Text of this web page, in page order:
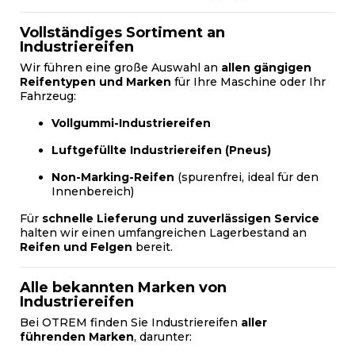
Vollständiges Sortiment an
Industriereifen
Wir führen eine große Auswahl an allen gängigen
Reifentypen und Marken für Ihre Maschine oder Ihr
Fahrzeug:
Vollgummi-Industriereifen
Luftgefüllte Industriereifen (Pneus)
Non-Marking-Reifen (spurenfrei, ideal für den
Innenbereich)
Für schnelle Lieferung und zuverlässigen Service
halten wir einen umfangreichen Lagerbestand an
Reifen und Felgen bereit.
Alle bekannten Marken von
Industriereifen
Bei OTREM finden Sie Industriereifen aller
führenden Marken, darunter: